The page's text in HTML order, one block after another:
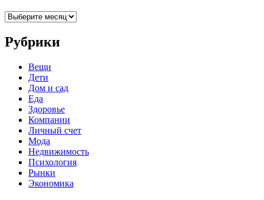
Архивы
Рубрики
Вещи
Дети
Дом и сад
Еда
Здоровье
Компании
Личный счет
Мода
Недвижимость
Психология
Рынки
Экономика